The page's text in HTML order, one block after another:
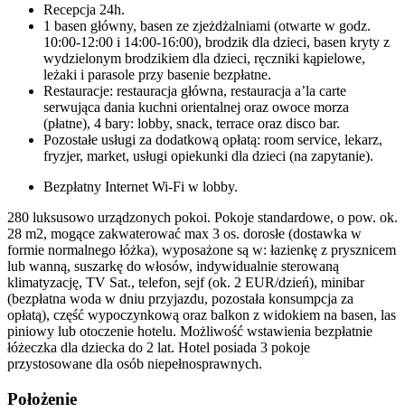
Recepcja 24h.
1 basen główny, basen ze zjeżdżalniami (otwarte w godz.
10:00-12:00 i 14:00-16:00), brodzik dla dzieci, basen kryty z
wydzielonym brodzikiem dla dzieci, ręczniki kąpielowe,
leżaki i parasole przy basenie bezpłatne.
Restauracje: restauracja główna, restauracja a’la carte
serwująca dania kuchni orientalnej oraz owoce morza
(płatne), 4 bary: lobby, snack, terrace oraz disco bar.
Pozostałe usługi za dodatkową opłatą: room service, lekarz,
fryzjer, market, usługi opiekunki dla dzieci (na zapytanie).
Bezpłatny Internet Wi-Fi w lobby.
280 luksusowo urządzonych pokoi. Pokoje standardowe, o pow. ok.
28 m2, mogące zakwaterować max 3 os. dorosłe (dostawka w
formie normalnego łóżka), wyposażone są w: łazienkę z prysznicem
lub wanną, suszarkę do włosów, indywidualnie sterowaną
klimatyzację, TV Sat., telefon, sejf (ok. 2 EUR/dzień), minibar
(bezpłatna woda w dniu przyjazdu, pozostała konsumpcja za
opłatą), część wypoczynkową oraz balkon z widokiem na basen, las
piniowy lub otoczenie hotelu. Możliwość wstawienia bezpłatnie
łóżeczka dla dziecka do 2 lat. Hotel posiada 3 pokoje
przystosowane dla osób niepełnosprawnych.
Położenie